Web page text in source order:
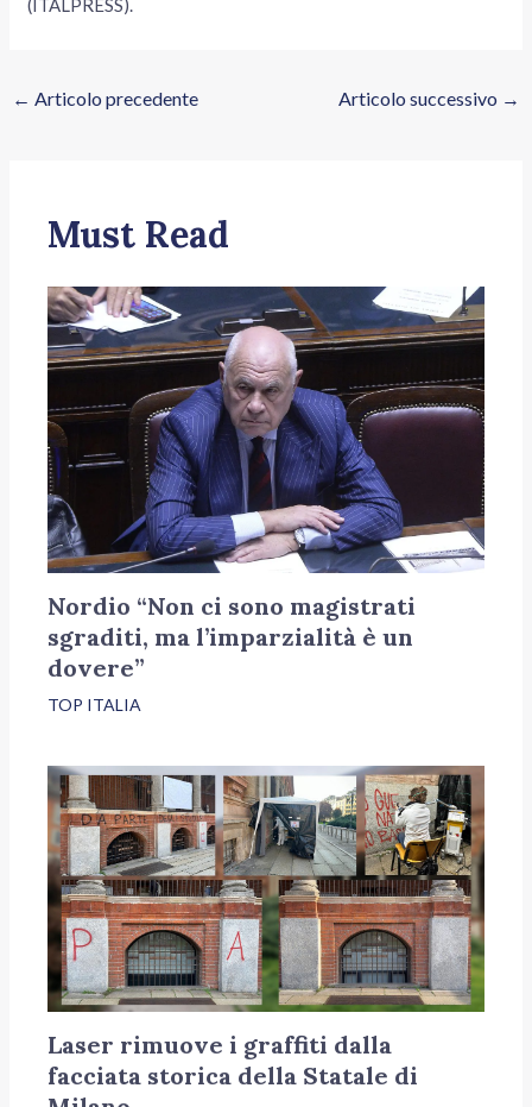
(ITALPRESS).
← Articolo precedente Articolo successivo →
Must Read
Nordio “Non ci sono magistrati
sgraditi, ma l’imparzialità è un
dovere”
TOP ITALIA
Laser rimuove i graffiti dalla
facciata storica della Statale di